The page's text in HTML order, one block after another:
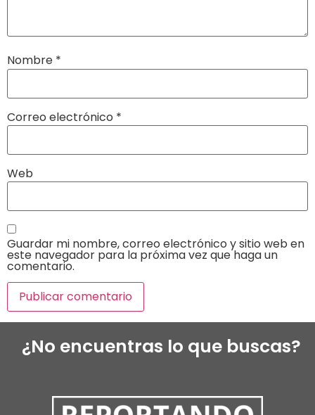
Nombre *
Correo electrónico *
Web
Guardar mi nombre, correo electrónico y sitio web en
este navegador para la próxima vez que haga un
comentario.
¿No encuentras lo que buscas?